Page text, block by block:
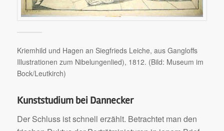
Kriemhild und Hagen an Siegfrieds Leiche, aus Gangloffs
Illustrationen zum Nibelungenlied), 1812. (Bild: Museum im
Bock/Leutkirch)
Kunststudium bei Dannecker
Der Schluss ist schnell erzählt. Betrachtet man den